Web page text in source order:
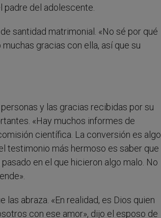
padre del adolescente.
santidad matrimonial. «No sé por qué
gracias con ella, así que su
y las gracias recibidas por su
«Hay muchos informes de
científica. La conversión es algo
testimonio más hermoso es saber que
en el que hicieron algo malo. No
abraza. «En realidad, es Dios quien
con ese amor», dijo el esposo de